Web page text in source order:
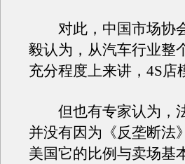
对此，中国市场协会
毅认为，从汽车行业整
充分程度上来讲，4S
但也有专家认为，法
并没有因为《反垄断法
美国它的比例与卖场基